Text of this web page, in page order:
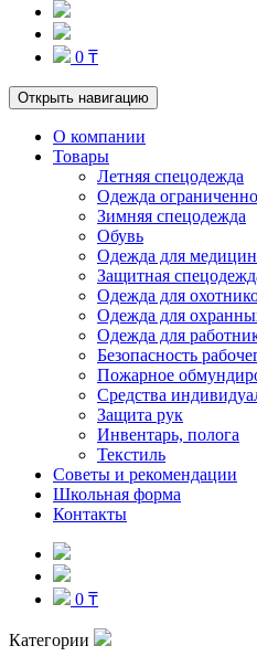
0 ₸
Открыть навигацию
О компании
Товары
Летняя спецодежда
Одежда
Зимняя спецодежда
Обувь
Одежда для
Защитная
Одежда для
Одежда для
Одежда для
Безопасность
Пожарное
Средства
Защита рук
Инвентарь, полога
Текстиль
Советы и рекомендации
Школьная форма
Контакты
0 ₸
Категории